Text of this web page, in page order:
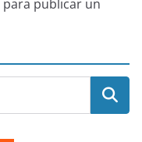
para publicar un